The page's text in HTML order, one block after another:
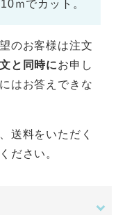
ｍでカット。
のお客様は注文
と同時にお申し
はお答えできな
送料をいただく
ださい。